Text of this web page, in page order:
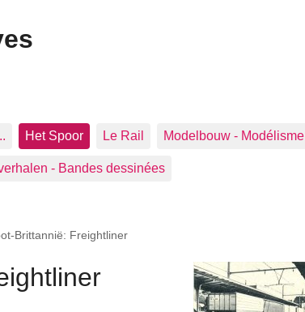
Het Spoor Le Rail Modelbouw - Modélisme
- Bandes dessinées
Brittannië: Freightliner